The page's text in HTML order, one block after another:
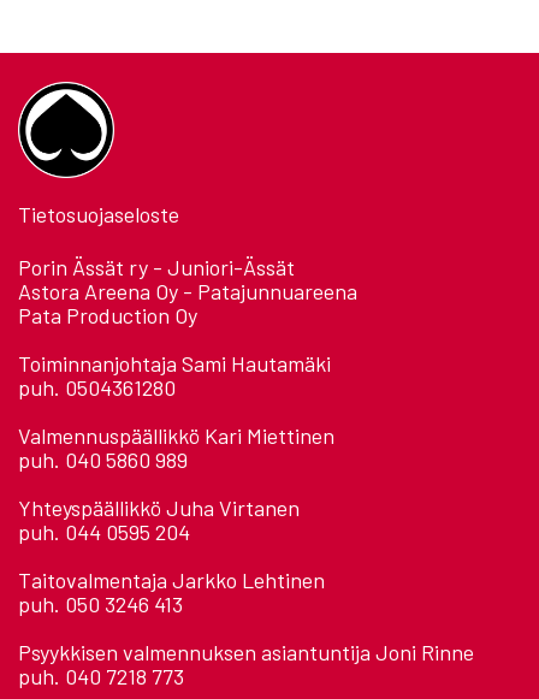
Tietosuojaseloste
Porin Ässät ry - Juniori-Ässät
Astora Areena Oy - Patajunnuareena
Pata Production Oy
Toiminnanjohtaja Sami Hautamäki
puh. 0504361280
Valmennuspäällikkö Kari Miettinen
puh. 040 5860 989
Yhteyspäällikkö Juha Virtanen
puh. 044 0595 204
Taitovalmentaja Jarkko Lehtinen
puh. 050 3246 413
Psyykkisen valmennuksen asiantuntija Joni Rinne
puh. 040 7218 773